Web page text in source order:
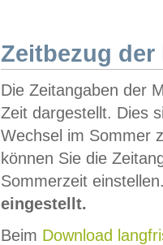
Zeitbezug der
Die Zeitangaben der
Zeit dargestellt. Dies
Wechsel im Sommer
können Sie die
Sommerzeit
eingestellt.
Beim Download